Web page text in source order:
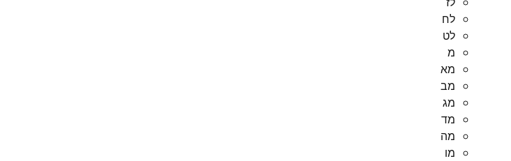
לח
לט
מ
מא
מב
מג
מד
מה
מו